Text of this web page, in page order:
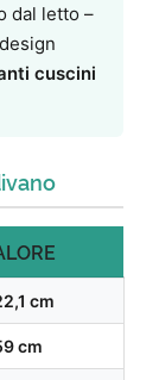
dal letto –
cuscini
cm
cm